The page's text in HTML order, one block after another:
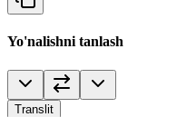
Yo'nalishni tanlash
Translit